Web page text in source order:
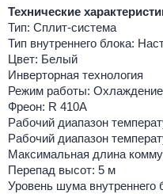
Технические
Тип: Сплит-система
Тип внутреннего блока:
Цвет: Белый
Инверторная технология
Режим работы:
Фреон: R 410A
Рабочий диапазон
Рабочий диапазон
Максимальная длина
Перепад высот: 5 м
Уровень шума внутреннего